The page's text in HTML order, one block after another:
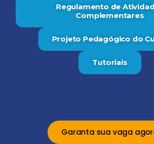
Regulamento de
Complementares
Projeto Pedagógico do
Tutoriais
Garanta sua vaga